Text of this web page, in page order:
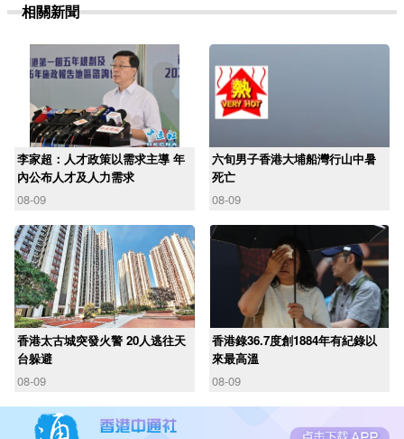
相關新聞
李家超：人才政策以需求主導 年
內公布人才及人力需求
08-09
六旬男子香港大埔船灣行山中暑
死亡
08-09
香港太古城突發火警 20人逃往天
台躲避
08-09
香港錄36.7度創1884年有紀錄以
來最高溫
08-09